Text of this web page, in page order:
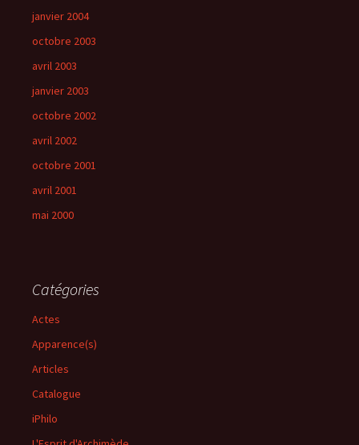
janvier 2004
octobre 2003
avril 2003
janvier 2003
octobre 2002
avril 2002
octobre 2001
avril 2001
mai 2000
Catégories
Actes
Apparence(s)
Articles
Catalogue
iPhilo